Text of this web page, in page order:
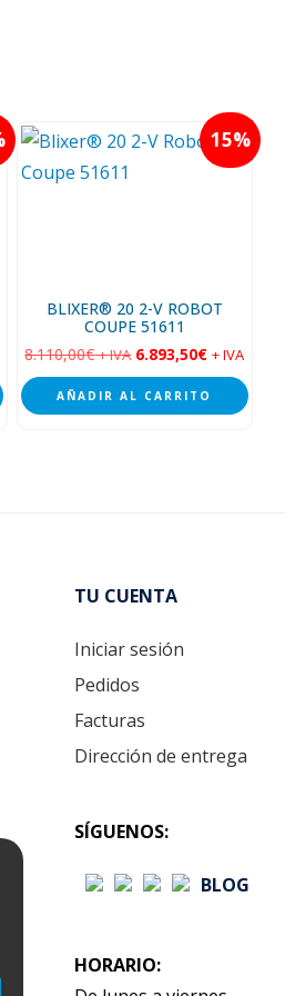
15
BLIXER® 20 2-V ROBOT
COUPE 51611
8.110,00€ + IVA 6.893,50€ + IVA
AÑADIR AL CARRITO
TU CUENTA
Iniciar sesión
Pedidos
Facturas
Dirección de entrega
SÍGUENOS:
BLOG
HORARIO: